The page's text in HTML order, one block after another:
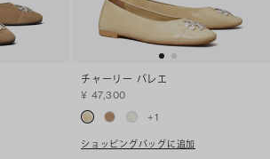
チャーリー バレエ
¥ 47,300
+1
ショッピングバッグに追加